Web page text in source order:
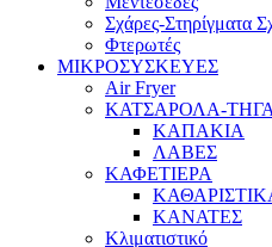
Σχάρες-Στηρίγματα
Φτερωτές
ΜΙΚΡΟΣΥΣΚΕΥΕΣ
Air Fryer
ΚΑΤΣΑΡΟΛΑ-
ΚΑΠΑΚΙΑ
ΛΑΒΕΣ
ΚΑΦΕΤΙΕΡΑ
ΚΑΝΑΤΕΣ
Κλιματιστικό